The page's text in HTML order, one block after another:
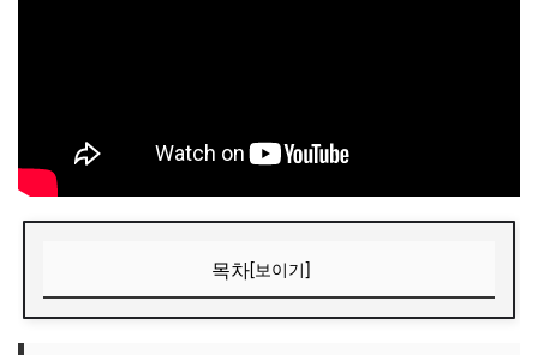
목차[보이기]